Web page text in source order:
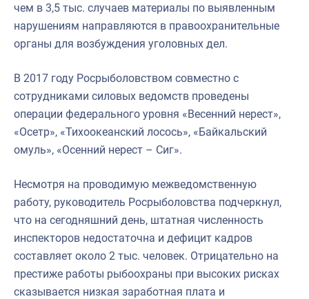
чем в 3,5 тыс. случаев материалы по выявленным
нарушениям направляются в правоохранительные
органы для возбуждения уголовных дел.
В 2017 году Росрыболовством совместно с
сотрудниками силовых ведомств проведены
операции федерального уровня «Весенний нерест»,
«Осетр», «Тихоокеанский лосось», «Байкальский
омуль», «Осенний нерест – Сиг».
Несмотря на проводимую межведомственную
работу, руководитель Росрыболовства подчеркнул,
что на сегодняшний день, штатная численность
инспекторов недостаточна и дефицит кадров
составляет около 2 тыс. человек. Отрицательно на
престиже работы рыбоохраны при высоких рисках
сказывается низкая заработная плата и